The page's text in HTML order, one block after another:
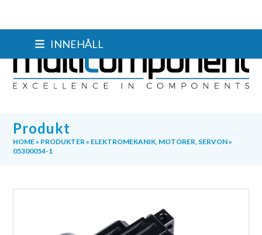
INNEHÅLL
Produkt
HOME» PRODUKTER» ELEKTROMEKANIK, MOTORER, SERVON»
05300054-1